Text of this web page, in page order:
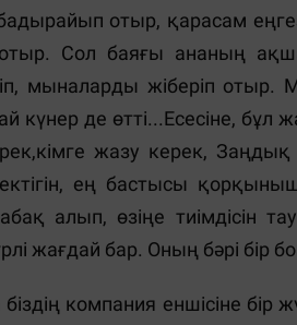
отыр, қарасам
отыр. Сол баяғы ананың
мыналарды жіберіп отыр.
де өтті...Есесіне, бұл
жазу керек,
ең бастысы
алып, өзіңе тиімдісін
жағдай бар. Оның бәрі бір
компания еншісіне бір